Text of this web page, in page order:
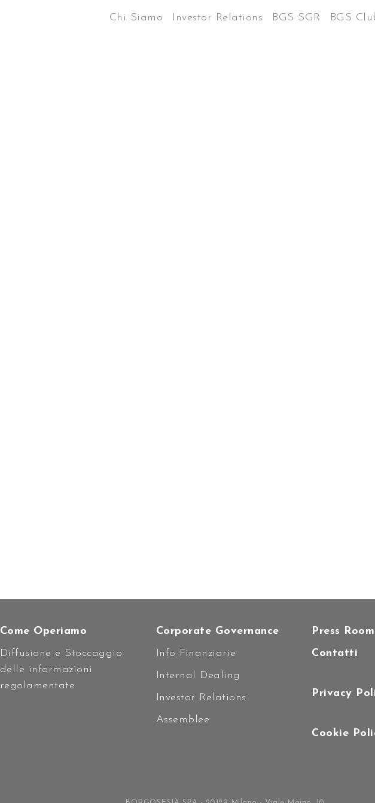
Chi Siamo Investor Relations BGS SGR BGS
Come Operiamo
Diffusione e Stoccaggio
delle informazioni
regolamentate
Corporate Governance
Info Finanziarie
Internal Dealing
Investor Relations
Assemblee
Press Room
Contatti
Privacy
Cookie